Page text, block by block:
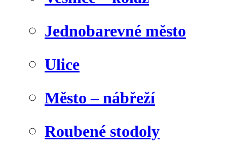
Jednobarevné město
Ulice
Město – nábřeží
Roubené stodoly